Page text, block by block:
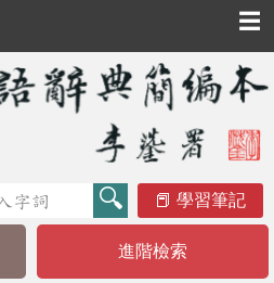
☰
學習筆記
進階檢索